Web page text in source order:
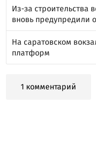
Из-за строительства
вновь предупредили
На саратовском
платформ
1 комментарий